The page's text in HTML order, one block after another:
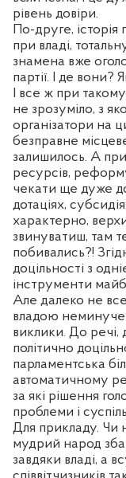
рівень довіри.
По-друге,
при владі,
знамена вже
партії. І де вони?
І все ж при
не зрозуміло, з
організатори на
безправне
залишилось. А при
ресурсів,
чекати ще дуже
дотаціях,
характерно,
звинуватиш, там
побивались?!
доцільності з
інструменти
Але далеко не
владою неминуче
виклики. До речі,
політично
парламентська
автоматичному
за які рішення
проблеми і
Для прикладу. Чи
мудрий народ
завдяки владі, а